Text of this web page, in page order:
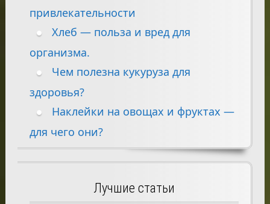
привлекательности
Хлеб — польза и вред для
организма.
Чем полезна кукуруза для
здоровья?
Наклейки на овощах и фруктах —
для чего они?
Лучшие статьи